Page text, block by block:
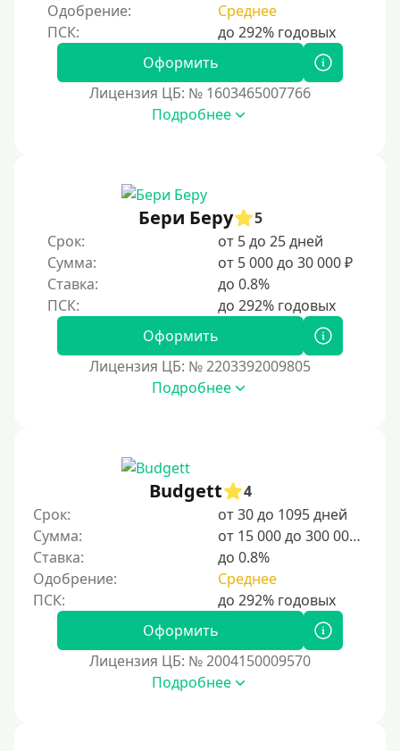
Одобрение:
Среднее
Оформить
Лицензия ЦБ: № 1603465007766
Подробнее
Бери Беру
5
Срок:
от 5 до 25 дней
Сумма:
от 5 000 до 30 000 ₽
Ставка:
до 0.8%
Оформить
Лицензия ЦБ: № 2203392009805
Подробнее
Budgett
4
Срок:
от 30 до 1095 дней
Сумма:
от 15 000 до 300 000 ₽
Ставка:
до 0.8%
Одобрение:
Среднее
Оформить
Лицензия ЦБ: № 2004150009570
Подробнее